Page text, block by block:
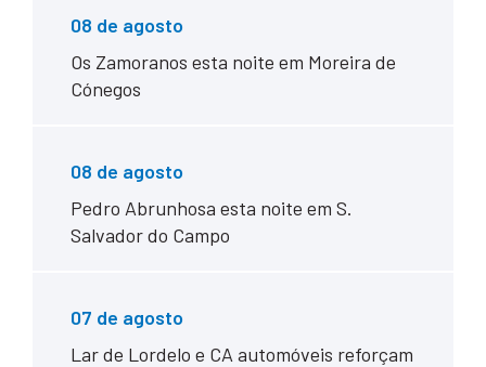
08 de agosto
Os Zamoranos esta noite em Moreira de
Cónegos
08 de agosto
Pedro Abrunhosa esta noite em S.
Salvador do Campo
07 de agosto
Lar de Lordelo e CA automóveis reforçam